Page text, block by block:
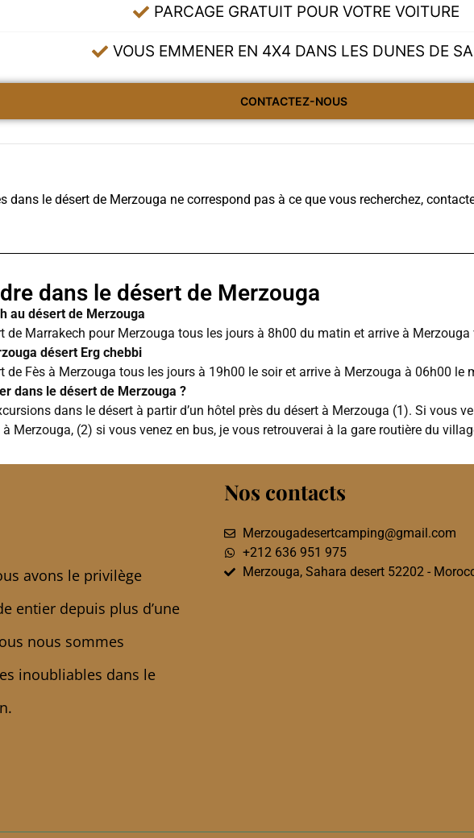
PARCAGE GRATUIT POUR VOTRE VOITURE
VOUS EMMENER EN 4X4 DANS LES DUNES DE
CONTACTEZ-NOUS
dans le désert de Merzouga ne correspond pas à ce que vous recherchez,
dans le désert de Merzouga
au désert de Merzouga
de Marrakech pour Merzouga tous les jours à 8h00 du matin et arrive à Merzouga
désert Erg chebbi
de Fès à Merzouga tous les jours à 19h00 le soir et arrive à Merzouga à 06h00 le
dans le désert de Merzouga ?
dans le désert à partir d’un hôtel près du désert à Merzouga (1). Si vous
Merzouga, (2) si vous venez en bus, je vous retrouverai à la gare routière du
avons le privilège
entier depuis plus d’une
nous sommes
inoubliables dans le
Nos contacts
Merzougadesertcamping@gmail.com
+212 636 951 975
Merzouga, Sahara desert 52202 -